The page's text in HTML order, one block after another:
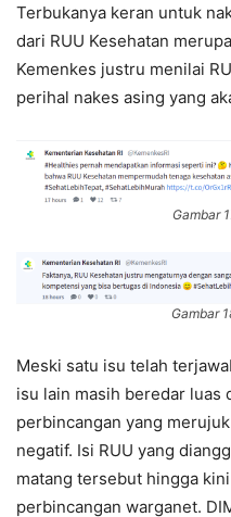
Terbukanya keran untuk
dari RUU Kesehatan
Kemenkes justru menilai
perihal nakes asing yang
Gambar
Gambar
Meski satu isu telah
isu lain masih beredar luas
perbincangan yang
negatif. Isi RUU yang
matang tersebut hingga
perbincangan warganet.